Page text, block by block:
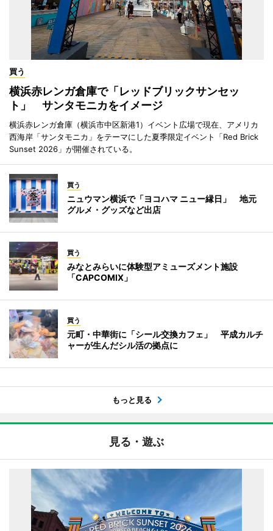
買う
横浜赤レンガ倉庫で「レッドブリックサンセッ
ト」 サンタモニカをイメージ
横浜赤レンガ倉庫（横浜市中区新港1）イベント広場で現在、アメリカ
西海岸「サンタモニカ」をテーマにした夏季限定イベント「Red Brick
Sunset 2026」が開催されている。
買う
ニュウマン横浜で「ヨコハマ ニュー縁日」 地元
グルメ・グッズなど出店
買う
みなとみらいに体験型アミューズメント施設
「CAPCOMIX」
買う
元町・中華街に「シール交換カフェ」 平成カルチ
ャーが生んだシル活の拠点に
もっと見る
見る・遊ぶ